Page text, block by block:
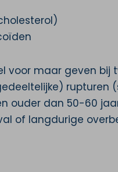
voor maar geven bij
rupturen
ouder dan 50-60
of langdurige